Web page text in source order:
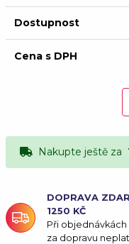
Dostupnost
Cena s DPH
Nakupte ještě za
DOPRAVA
1250 KČ
Při objednávkách
za dopravu